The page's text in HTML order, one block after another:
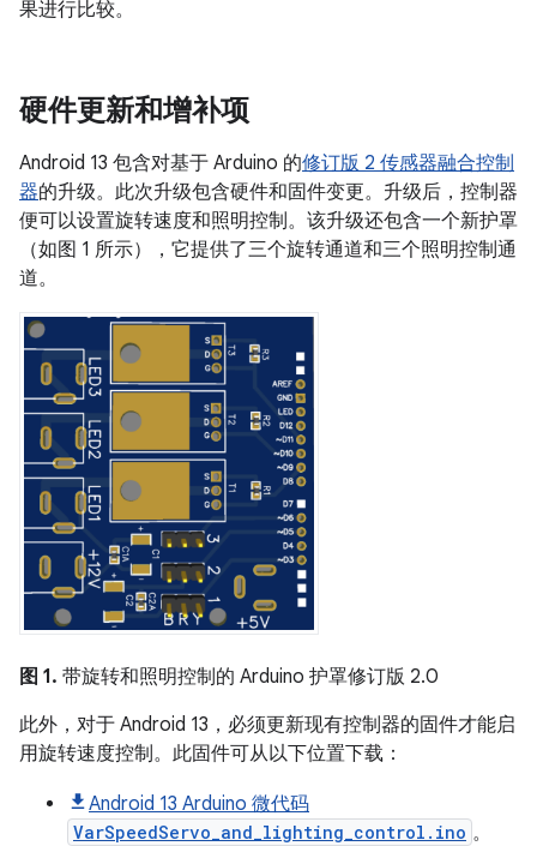
果进行比较。
硬件更新和增补项
Android 13 包含对基于 Arduino 的修订版 2 传感器融合控制
器的升级。此次升级包含硬件和固件变更。升级后，控制器
便可以设置旋转速度和照明控制。该升级还包含一个新护罩
（如图 1 所示），它提供了三个旋转通道和三个照明控制通
道。
图 1. 带旋转和照明控制的 Arduino 护罩修订版 2.0
此外，对于 Android 13，必须更新现有控制器的固件才能启
用旋转速度控制。此固件可从以下位置下载：
Android 13 Arduino 微代码
VarSpeedServo_and_lighting_control.ino 。